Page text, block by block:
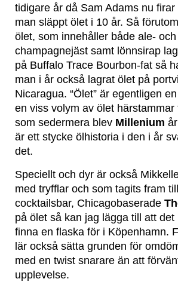
tidigare år då Sam Adams nu firar
man släppt ölet i 10 år. Så
ölet, som innehåller både ale- och
champagnejäst samt lönnsirap
på Buffalo Trace Bourbon-fat så
man i år också lagrat ölet på
Nicaragua. “Ölet” är egentligen
en viss volym av ölet
som sedermera blev Millenium
är ett stycke ölhistoria i den i år
det.
Speciellt och dyr är också
med tryfflar och som tagits fram
cocktailsbar, Chicagobaserade
på ölet så kan jag lägga till att
finna en flaska för i Köpenhamn.
lär också sätta grunden för
med en twist snarare än att
upplevelse.